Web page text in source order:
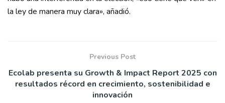
la ley de manera muy clara», añadió.
Previous Post
Ecolab presenta su Growth & Impact Report 2025 con
resultados récord en crecimiento, sostenibilidad e
innovación